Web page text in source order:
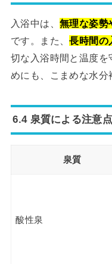
入浴中は、 無理な姿勢
です。また、長時間の
切な入浴時間と温度を
めにも、こまめな水分
6.4 泉質による注意点
泉質
酸性泉